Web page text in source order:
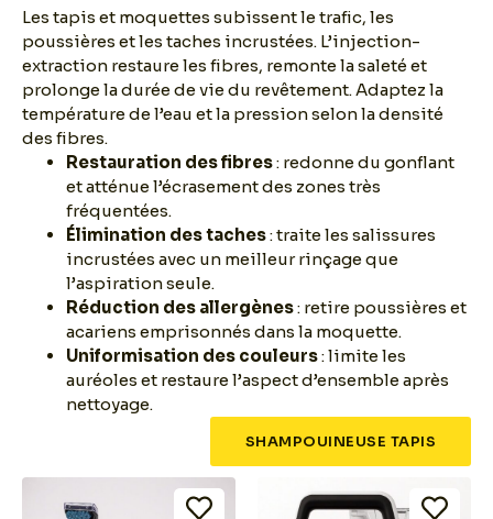
Les tapis et moquettes subissent le trafic, les
poussières et les taches incrustées. L’injection-
extraction restaure les fibres, remonte la saleté et
prolonge la durée de vie du revêtement. Adaptez la
température de l’eau et la pression selon la densité
des fibres.
Restauration des fibres: redonne du gonflant
et atténue l’écrasement des zones très
fréquentées.
Élimination des taches: traite les salissures
incrustées avec un meilleur rinçage que
l’aspiration seule.
Réduction des allergènes: retire poussières et
acariens emprisonnés dans la moquette.
Uniformisation des couleurs: limite les
auréoles et restaure l’aspect d’ensemble après
nettoyage.
SHAMPOUINEUSE TAPIS